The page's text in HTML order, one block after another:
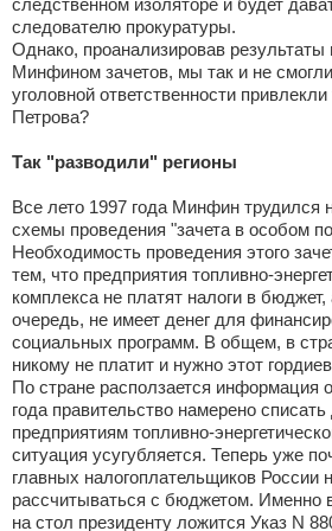
следственном изоляторе и будет
следователю прокуратуры.
Однако, проанализировав результаты
Минфином зачетов, мы так и не
уголовной ответственности привлекли
Петрова?
Так "разводили" регионы
Все лето 1997 года Минфин трудился
схемы проведения "зачета в особом
Необходимость проведения этого
тем, что предприятия топливно-
комплекса не платят налоги в бюджет,
очередь, не имеет денег для
социальных программ. В общем, в
никому не платит и нужно этот
По стране расползается информация
года правительство намерено списать
предприятиям топливно-
ситуация усугубляется. Теперь уже
главных налогоплательщиков России
рассчитываться с бюджетом. Именно
на стол президенту ложится Указ N